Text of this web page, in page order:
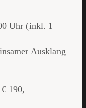
Uhr (inkl. 1
Ausklang
190,–